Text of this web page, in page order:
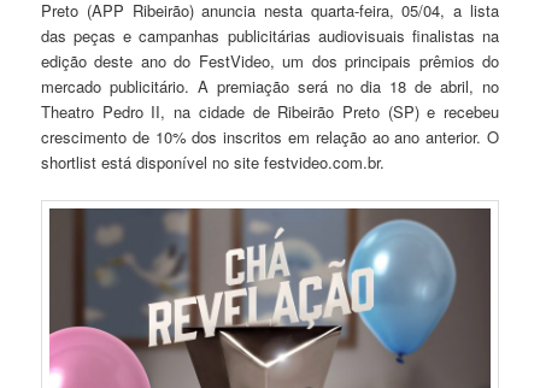
Preto (APP Ribeirão) anuncia nesta quarta-feira, 05/04, a lista
das peças e campanhas publicitárias audiovisuais finalistas na
edição deste ano do FestVideo, um dos principais prêmios do
mercado publicitário. A premiação será no dia 18 de abril, no
Theatro Pedro II, na cidade de Ribeirão Preto (SP) e recebeu
crescimento de 10% dos inscritos em relação ao ano anterior. O
shortlist está disponível no site festvideo.com.br.